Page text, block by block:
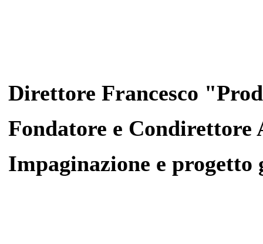
Direttore Francesco
Fondatore e
Impaginazione e